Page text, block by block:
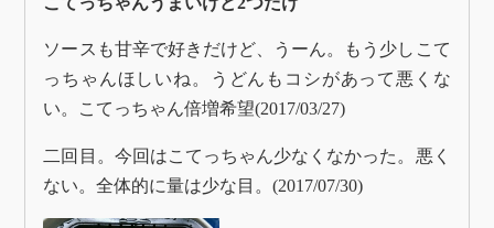
ソースも甘辛で好きだけど、うーん。もう少しこて
っちゃんほしいね。うどんもコシがあって悪くな
い。こてっちゃん倍増希望(2017/03/27)
二回目。今回はこてっちゃん少なくなかった。悪く
ない。全体的に量は少な目。(2017/07/30)